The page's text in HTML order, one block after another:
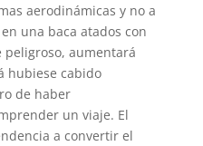
aerodinámicas y no a
una baca atados con
peligroso, aumentará
hubiese cabido
de haber
un viaje. El
a convertir el